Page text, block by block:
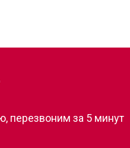
перезвоним за 5 минут